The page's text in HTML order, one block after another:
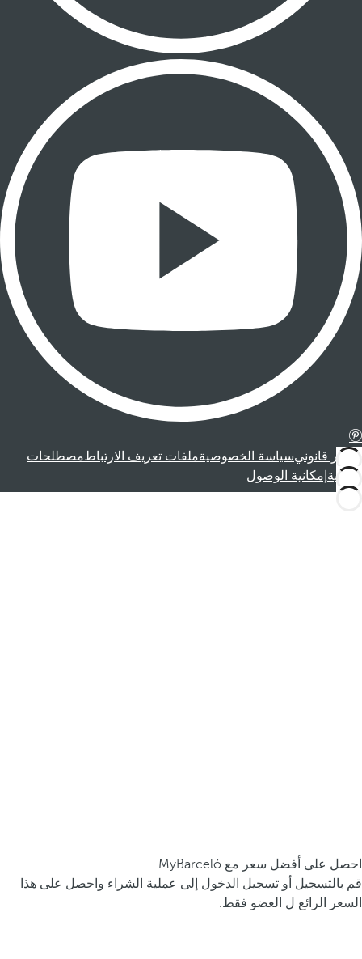
إشعار قانونيسياسة الخصوصيةملفات تعريف الارتباطمصطلحات
قانونية إمكانية الوصول
احصل على أفضل سعر مع MyBarceló
قم بالتسجيل أو تسجيل الدخول إلى عملية الشراء واحصل على هذا
السعر الرائع ل العضو فقط.